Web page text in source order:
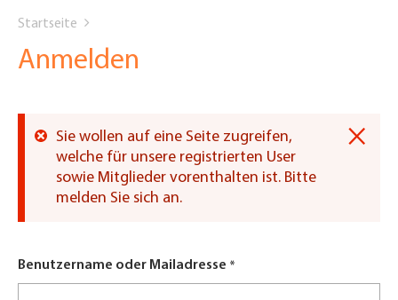
are
here
Startseite
Anmelden
×
Fehlermeldung
Sie wollen auf eine Seite zugreifen,
welche für unsere registrierten User
sowie Mitglieder vorenthalten ist. Bitte
melden Sie sich an.
Benutzername oder Mailadresse